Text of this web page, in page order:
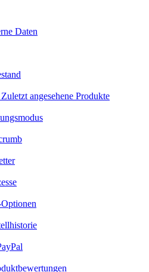
Daten
angesehene Produkte